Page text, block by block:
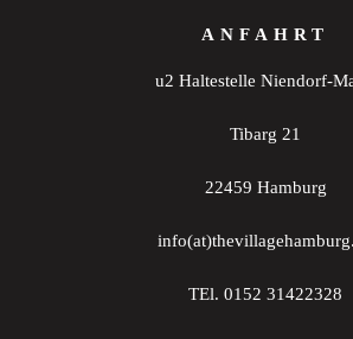
ANFAHRT
u2 Haltestelle Niendorf-
Tibarg 21
22459 Hamburg
TEl. 0152 31422328